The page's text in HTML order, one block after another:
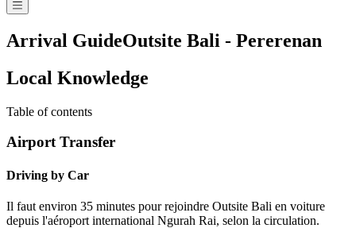
Arrival GuideOutsite Bali - Pererenan
Local Knowledge
Table of contents
Airport Transfer
Driving by Car
Il faut environ 35 minutes pour rejoindre Outsite Bali en voiture
depuis l'aéroport international Ngurah Rai, selon la circulation.